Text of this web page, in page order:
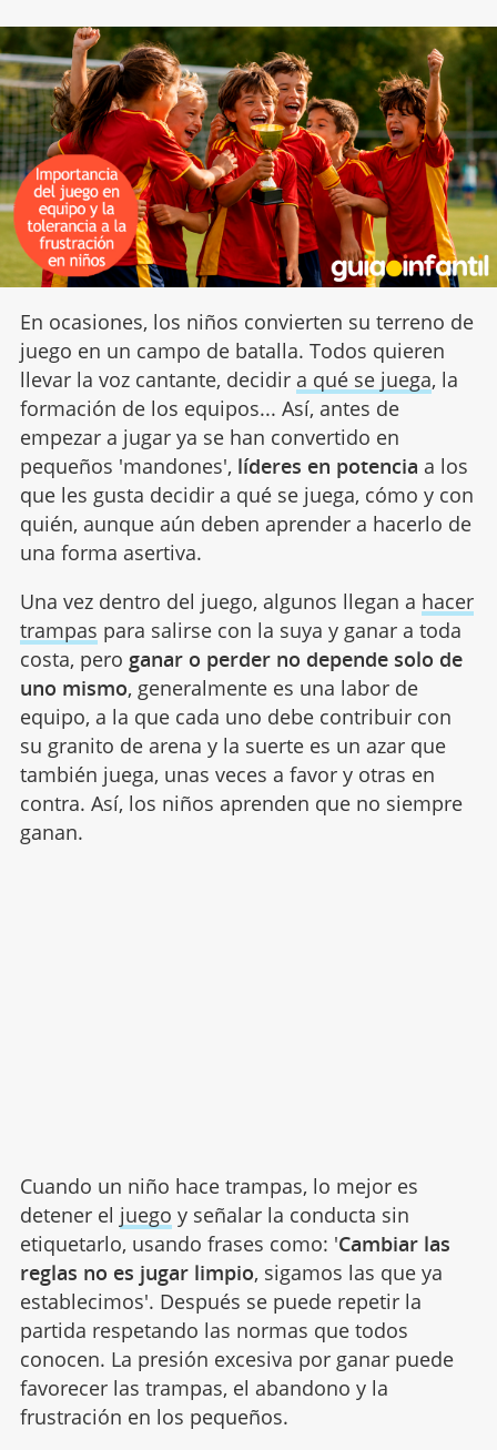
En ocasiones, los niños convierten su terreno de
juego en un campo de batalla. Todos quieren
llevar la voz cantante, decidir a qué se juega, la
formación de los equipos... Así, antes de
empezar a jugar ya se han convertido en
pequeños 'mandones', líderes en potencia a los
que les gusta decidir a qué se juega, cómo y con
quién, aunque aún deben aprender a hacerlo de
una forma asertiva.
Una vez dentro del juego, algunos llegan a hacer
trampas para salirse con la suya y ganar a toda
costa, pero ganar o perder no depende solo de
uno mismo, generalmente es una labor de
equipo, a la que cada uno debe contribuir con
su granito de arena y la suerte es un azar que
también juega, unas veces a favor y otras en
contra. Así, los niños aprenden que no siempre
ganan.
Cuando un niño hace trampas, lo mejor es
detener el juego y señalar la conducta sin
etiquetarlo, usando frases como: 'Cambiar las
reglas no es jugar limpio, sigamos las que ya
establecimos'. Después se puede repetir la
partida respetando las normas que todos
conocen. La presión excesiva por ganar puede
favorecer las trampas, el abandono y la
frustración en los pequeños.